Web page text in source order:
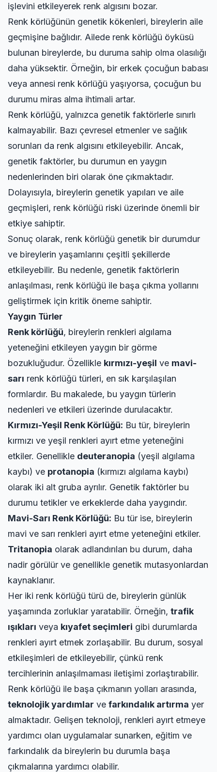
işlevini etkileyerek renk algısını bozar.
Renk körlüğünün genetik kökenleri, bireylerin aile
geçmişine bağlıdır. Ailede renk körlüğü öyküsü
bulunan bireylerde, bu duruma sahip olma olasılığı
daha yüksektir. Örneğin, bir erkek çocuğun babası
veya annesi renk körlüğü yaşıyorsa, çocuğun bu
durumu miras alma ihtimali artar.
Renk körlüğü, yalnızca genetik faktörlerle sınırlı
kalmayabilir. Bazı çevresel etmenler ve sağlık
sorunları da renk algısını etkileyebilir. Ancak,
genetik faktörler, bu durumun en yaygın
nedenlerinden biri olarak öne çıkmaktadır.
Dolayısıyla, bireylerin genetik yapıları ve aile
geçmişleri, renk körlüğü riski üzerinde önemli bir
etkiye sahiptir.
Sonuç olarak, renk körlüğü genetik bir durumdur
ve bireylerin yaşamlarını çeşitli şekillerde
etkileyebilir. Bu nedenle, genetik faktörlerin
anlaşılması, renk körlüğü ile başa çıkma yollarını
geliştirmek için kritik öneme sahiptir.
Yaygın Türler
Renk körlüğü, bireylerin renkleri algılama
yeteneğini etkileyen yaygın bir görme
bozukluğudur. Özellikle kırmızı-yeşil ve mavi-
sarı renk körlüğü türleri, en sık karşılaşılan
formlardır. Bu makalede, bu yaygın türlerin
nedenleri ve etkileri üzerinde durulacaktır.
Kırmızı-Yeşil Renk Körlüğü: Bu tür, bireylerin
kırmızı ve yeşil renkleri ayırt etme yeteneğini
etkiler. Genellikle deuteranopia (yeşil algılama
kaybı) ve protanopia (kırmızı algılama kaybı)
olarak iki alt gruba ayrılır. Genetik faktörler bu
durumu tetikler ve erkeklerde daha yaygındır.
Mavi-Sarı Renk Körlüğü: Bu tür ise, bireylerin
mavi ve sarı renkleri ayırt etme yeteneğini etkiler.
Tritanopia olarak adlandırılan bu durum, daha
nadir görülür ve genellikle genetik mutasyonlardan
kaynaklanır.
Her iki renk körlüğü türü de, bireylerin günlük
yaşamında zorluklar yaratabilir. Örneğin, trafik
ışıkları veya kıyafet seçimleri gibi durumlarda
renkleri ayırt etmek zorlaşabilir. Bu durum, sosyal
etkileşimleri de etkileyebilir, çünkü renk
tercihlerinin anlaşılmaması iletişimi zorlaştırabilir.
Renk körlüğü ile başa çıkmanın yolları arasında,
teknolojik yardımlar ve farkındalık artırma yer
almaktadır. Gelişen teknoloji, renkleri ayırt etmeye
yardımcı olan uygulamalar sunarken, eğitim ve
farkındalık da bireylerin bu durumla başa
çıkmalarına yardımcı olabilir.